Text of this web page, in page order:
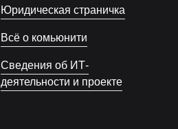
Юридическая страничка
Всё о комьюнити
Сведения об ИТ-
деятельности и проекте